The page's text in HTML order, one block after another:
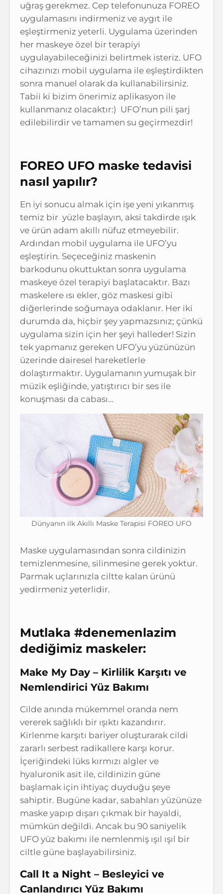
uğraş gerekmez. Cep telefonunuza FOREO
uygulamasını indirmeniz ve aygıt ile
eşleştirmeniz yeterli. Uygulama üzerinden
her maskeye özel bir terapiyi
uygulayabileceğinizi belirtmek isteriz. UFO
cihazınızı mobil uygulama ile eşleştirdikten
sonra manuel olarak da kullanabilirsiniz.
Tabii ki bizim önerimiz aplikasyon ile
kullanmanız olacaktır:) UFO’nun pili şarj
edilebilirdir ve tamamen su geçirmezdir!
FOREO UFO maske tedavisi
nasıl yapılır?
En iyi sonucu almak için işe yeni yıkanmış
temiz bir yüzle başlayın, aksi takdirde ışık
ve ürün adam akıllı nüfuz etmeyebilir.
Ardından mobil uygulama ile UFO’yu
eşleştirin. Seçeceğiniz maskenin
barkodunu okuttuktan sonra uygulama
maskeye özel terapiyi başlatacaktır. Bazı
maskelere ısı ekler, göz maskesi gibi
diğerlerinde soğumaya odaklanır. Her iki
durumda da, hiçbir şey yapmazsınız; çünkü
uygulama sizin için her şeyi halleder! Sizin
tek yapmanız gereken UFO’yu yüzünüzün
üzerinde dairesel hareketlerle
dolaştırmaktır. Uygulamanın yumuşak bir
müzik eşliğinde, yatıştırıcı bir ses ile
konuşması da cabası…
Dünyanın ilk Akıllı Maske Terapisi FOREO UFO
Maske uygulamasından sonra cildinizin
temizlenmesine, silinmesine gerek yoktur.
Parmak uçlarınızla ciltte kalan ürünü
yedirmeniz yeterlidir.
Mutlaka #denemenlazim
dediğimiz maskeler:
Make My Day – Kirlilik Karşıtı ve
Nemlendirici Yüz Bakımı
Cilde anında mükemmel oranda nem
vererek sağlıklı bir ışıktı kazandırır.
Kirlenme karşıtı bariyer oluşturarak cildi
zararlı serbest radikallere karşı korur.
İçeriğindeki lüks kırmızı algler ve
hyaluronik asit ile, cildinizin güne
başlamak için ihtiyaç duyduğu şeye
sahiptir. Bugüne kadar, sabahları yüzünüze
maske yapıp dışarı çıkmak bir hayaldi,
mümkün değildi. Ancak bu 90 saniyelik
UFO yüz bakımı ile nemlenmiş ışıl ışıl bir
ciltle güne başlayabilirsiniz.
Call It a Night – Besleyici ve
Canlandırıcı Yüz Bakımı